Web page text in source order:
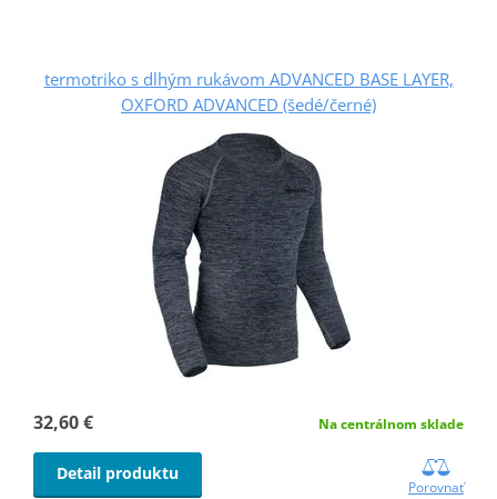
termotriko s dlhým rukávom ADVANCED BASE LAYER,
OXFORD ADVANCED (šedé/černé)
32,60 € Na centrálnom sklade
Detail produktu
Porovnať